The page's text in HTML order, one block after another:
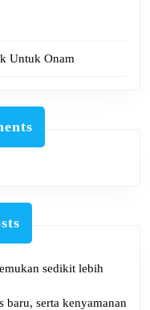
Untuk Onam
sedikit lebih
baru, serta kenyamanan